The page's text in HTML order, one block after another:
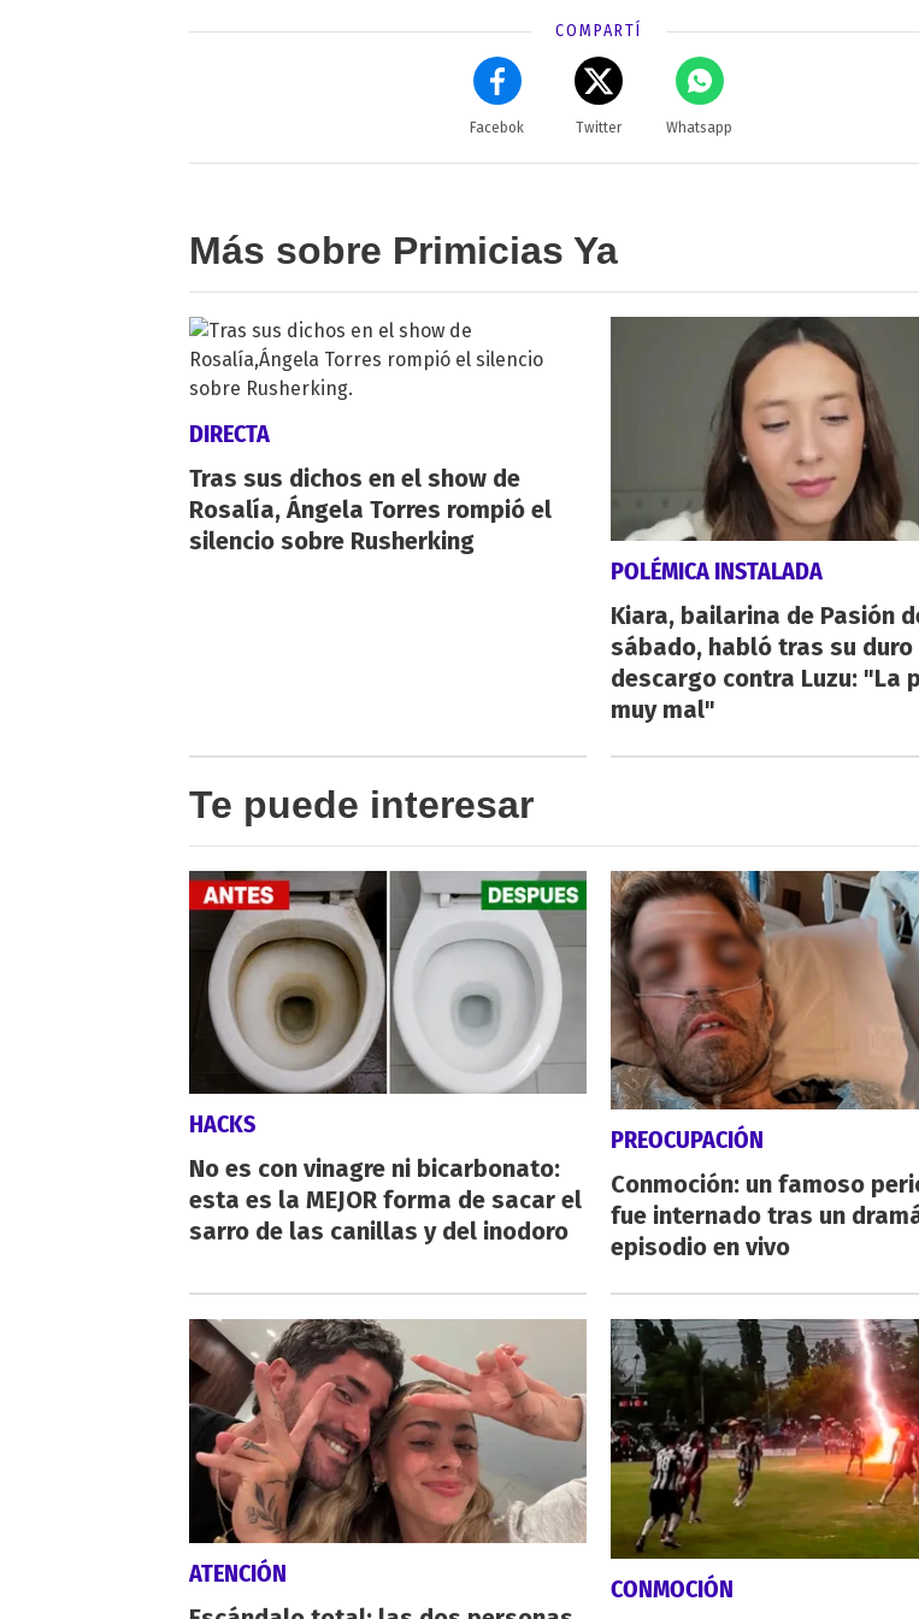
COMPARTÍ
Facebok Twitter Whatsapp
Más sobre Primicias Ya
DIRECTA
Tras sus dichos en el show de
Rosalía, Ángela Torres rompió el
silencio sobre Rusherking
POLÉMICA INSTALADA
Kiara, bailarina de Pasión
sábado, habló tras su duro
descargo contra Luzu: "La
muy mal"
Te puede interesar
HACKS
No es con vinagre ni bicarbonato:
esta es la MEJOR forma de sacar el
sarro de las canillas y del inodoro
PREOCUPACIÓN
Conmoción: un famoso
fue internado tras un
episodio en vivo
ATENCIÓN
CONMOCIÓN